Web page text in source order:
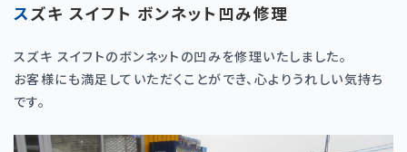
スズキ スイフト ボンネット凹み修理
スズキ スイフトのボンネットの凹みを修理いたしました。
お客様にも満足していただくことができ、心よりうれしい気持ち
です。